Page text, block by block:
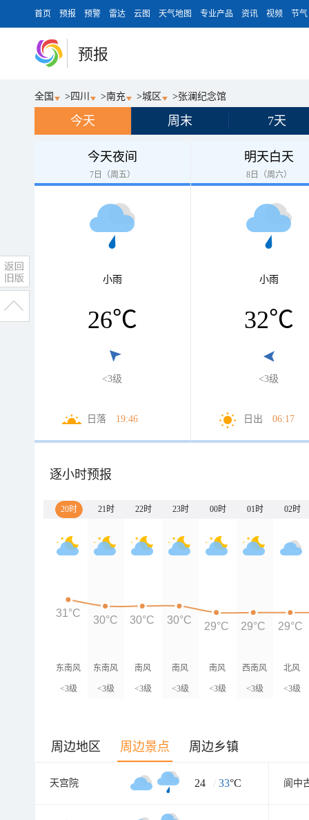
首页 预报 预警 雷达 云图 天气地图 专业产品 资讯 视频 节气
预报
全国 > 四川 >南充 >城区 >张澜纪念馆
今天 周末 7天
今天夜间
7日（周五）
小雨
26℃
<3级
日落 19:46
明天白天
8日（周六）
小雨
32℃
<3级
日出 06:17
逐小时预报
20时 21时 22时 23时 00时 01时 02时
东南风
<3级
东南风
<3级
南风
<3级
南风
<3级
南风
<3级
西南风
<3级
北风
<3级
31°C
30°C 30°C 30°C
29°C 29°C 29°C
周边地区 周边景点 周边乡镇
天宫院 24 / 33°C